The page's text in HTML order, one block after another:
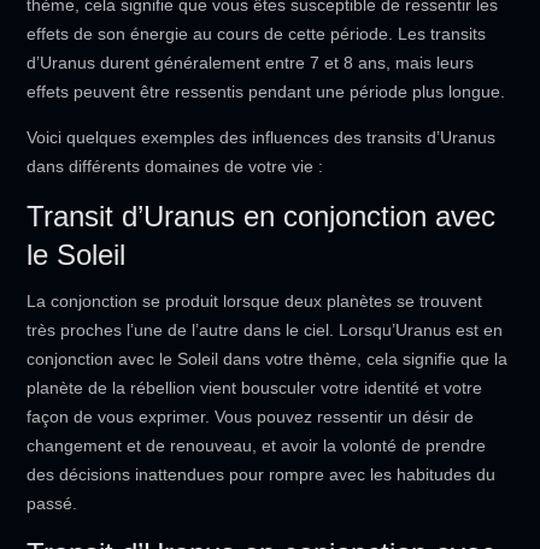
thème, cela signifie que vous êtes susceptible de ressentir les
effets de son énergie au cours de cette période. Les transits
d’Uranus durent généralement entre 7 et 8 ans, mais leurs
effets peuvent être ressentis pendant une période plus longue.
Voici quelques exemples des influences des transits d’Uranus
dans différents domaines de votre vie :
Transit d’Uranus en conjonction avec
le Soleil
La conjonction se produit lorsque deux planètes se trouvent
très proches l’une de l’autre dans le ciel. Lorsqu’Uranus est en
conjonction avec le Soleil dans votre thème, cela signifie que la
planète de la rébellion vient bousculer votre identité et votre
façon de vous exprimer. Vous pouvez ressentir un désir de
changement et de renouveau, et avoir la volonté de prendre
des décisions inattendues pour rompre avec les habitudes du
passé.